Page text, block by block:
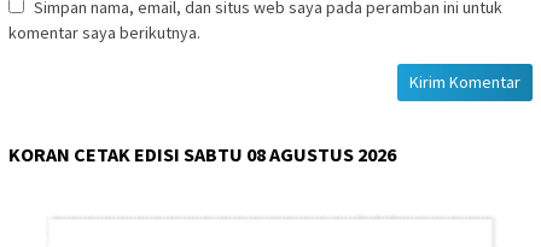
Simpan nama, email, dan situs web saya pada peramban ini untuk
komentar saya berikutnya.
KORAN CETAK EDISI SABTU 08 AGUSTUS 2026